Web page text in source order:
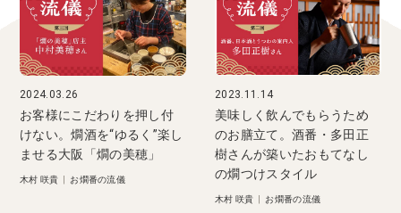
2024.03.26
お客様にこだわりを押し付
けない。燗酒を“ゆるく”楽し
ませる大阪「燗の美穂」
木村 咲貴 お燗番の流儀
2023.11.14
美味しく飲んでもらうため
のお膳立て。酒番・多田正
樹さんが築いたおもてなし
の燗つけスタイル
木村 咲貴 お燗番の流儀